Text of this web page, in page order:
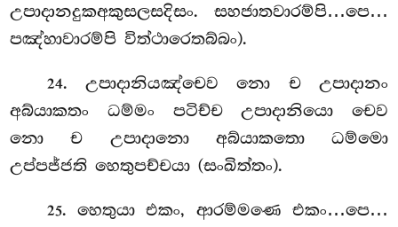
උපාදානදුකඅකුසලසදිසං. සහජාතවාරම්පි…පෙ…
පඤ්හාවාරම්පි විත්ථාරෙතබ්බං).
24. උපාදානියඤ්චෙවනො ච උපාදානං
අබ්යාකතං ධම්මං පටිච්ච උපාදානියො චෙව
නො ච උපාදානො අබ්යාකතො ධම්මො
උප්පජ්ජති හෙතුපච්චයා (සංඛිත්තං).
25. හෙතුයා එකං, ආරම්මණෙ එකං…පෙ…